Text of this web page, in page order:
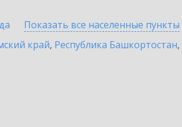
Показать все населенные пункты
край, Республика Башкортостан,